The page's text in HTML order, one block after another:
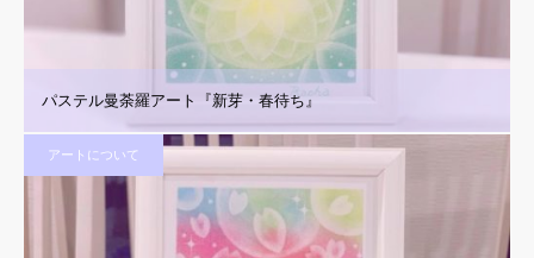
パステル曼荼羅アート『新芽・春待ち』
アートについて